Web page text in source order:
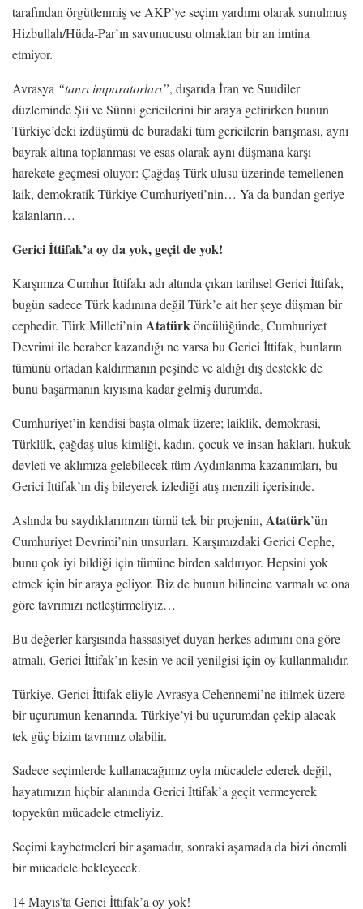
tarafından örgütlenmiş ve AKP’ye seçim yardımı olarak sunulmuş
Hizbullah/Hüda-Par’ın savunucusu olmaktan bir an imtina
etmiyor.
Avrasya “tanrı imparatorları”, dışarıda İran ve Suudiler
düzleminde Şii ve Sünni gericilerini bir araya getirirken bunun
Türkiye’deki izdüşümü de buradaki tüm gericilerin barışması, aynı
bayrak altına toplanması ve esas olarak aynı düşmana karşı
harekete geçmesi oluyor: Çağdaş Türk ulusu üzerinde temellenen
laik, demokratik Türkiye Cumhuriyeti’nin… Ya da bundan geriye
kalanların…
Gerici İttifak’a oy da yok, geçit de yok!
Karşımıza Cumhur İttifakı adı altında çıkan tarihsel Gerici İttifak,
bugün sadece Türk kadınına değil Türk’e ait her şeye düşman bir
cephedir. Türk Milleti’nin Atatürköncülüğünde, Cumhuriyet
Devrimi ile beraber kazandığı ne varsa bu Gerici İttifak, bunların
tümünü ortadan kaldırmanın peşinde ve aldığı dış destekle de
bunu başarmanın kıyısına kadar gelmiş durumda.
Cumhuriyet’in kendisi başta olmak üzere; laiklik, demokrasi,
Türklük, çağdaş ulus kimliği, kadın, çocuk ve insan hakları, hukuk
devleti ve aklımıza gelebilecek tüm Aydınlanma kazanımları, bu
Gerici İttifak’ın diş bileyerek izlediği atış menzili içerisinde.
Aslında bu saydıklarımızın tümü tek bir projenin, Atatürk’ün
Cumhuriyet Devrimi’nin unsurları. Karşımızdaki Gerici Cephe,
bunu çok iyi bildiği için tümüne birden saldırıyor. Hepsini yok
etmek için bir araya geliyor. Biz de bunun bilincine varmalı ve ona
göre tavrımızı netleştirmeliyiz…
Bu değerler karşısında hassasiyet duyan herkes adımını ona göre
atmalı, Gerici İttifak’ın kesin ve acil yenilgisi için oy kullanmalıdır.
Türkiye, Gerici İttifak eliyle Avrasya Cehennemi’ne itilmek üzere
bir uçurumun kenarında. Türkiye’yi bu uçurumdan çekip alacak
tek güç bizim tavrımız olabilir.
Sadece seçimlerde kullanacağımız oyla mücadele ederek değil,
hayatımızın hiçbir alanında Gerici İttifak’a geçit vermeyerek
topyekûn mücadele etmeliyiz.
Seçimi kaybetmeleri bir aşamadır, sonraki aşamada da bizi önemli
bir mücadele bekleyecek.
14 Mayıs’ta Gerici İttifak’a oy yok!